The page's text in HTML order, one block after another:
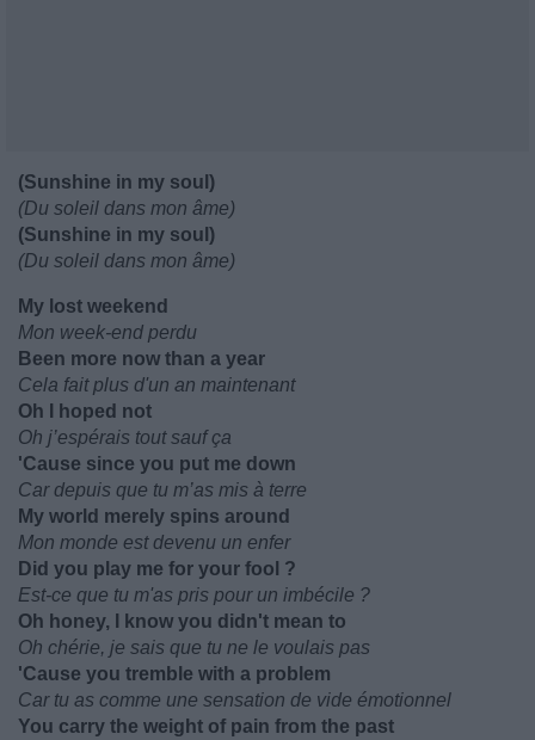
(Sunshine in my soul)
(Du soleil dans mon âme)
(Sunshine in my soul)
(Du soleil dans mon âme)
My lost weekend
Mon week-end perdu
Been more now than a year
Cela fait plus d'un an maintenant
Oh I hoped not
Oh j’espérais tout sauf ça
'Cause since you put me down
Car depuis que tu m’as mis à terre
My world merely spins around
Mon monde est devenu un enfer
Did you play me for your fool ?
Est-ce que tu m'as pris pour un imbécile ?
Oh honey, I know you didn't mean to
Oh chérie, je sais que tu ne le voulais pas
'Cause you tremble with a problem
Car tu as comme une sensation de vide émotionnel
You carry the weight of pain from the past